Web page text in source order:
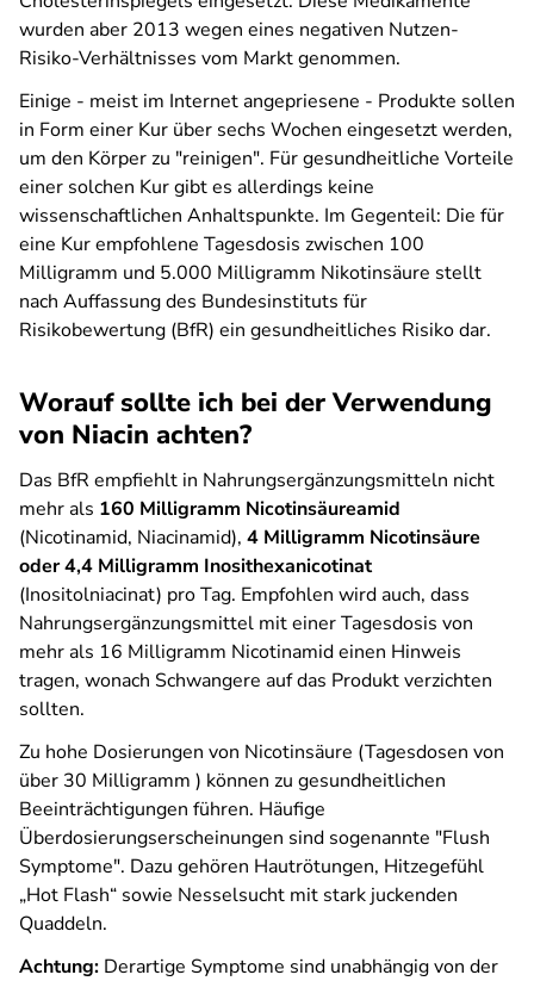
wurden aber 2013 wegen eines negativen Nutzen-
Risiko-Verhältnisses vom Markt genommen.
Einige - meist im Internet angepriesene - Produkte sollen
in Form einer Kur über sechs Wochen eingesetzt werden,
um den Körper zu "reinigen". Für gesundheitliche Vorteile
einer solchen Kur gibt es allerdings keine
wissenschaftlichen Anhaltspunkte. Im Gegenteil: Die für
eine Kur empfohlene Tagesdosis zwischen 100
Milligramm und 5.000 Milligramm Nikotinsäure stellt
nach Auffassung des Bundesinstituts für
Risikobewertung (BfR) ein gesundheitliches Risiko dar.
Worauf sollte ich bei der Verwendung
von Niacin achten?
Das BfR empfiehlt in Nahrungsergänzungsmitteln nicht
mehr als 160 Milligramm Nicotinsäureamid
(Nicotinamid, Niacinamid), 4 Milligramm Nicotinsäure
oder 4,4 Milligramm Inosithexanicotinat
(Inositolniacinat) pro Tag. Empfohlen wird auch, dass
Nahrungsergänzungsmittel mit einer Tagesdosis von
mehr als 16 Milligramm Nicotinamid einen Hinweis
tragen, wonach Schwangere auf das Produkt verzichten
sollten.
Zu hohe Dosierungen von Nicotinsäure (Tagesdosen von
über 30 Milligramm ) können zu gesundheitlichen
Beeinträchtigungen führen. Häufige
Überdosierungserscheinungen sind sogenannte "Flush
Symptome". Dazu gehören Hautrötungen, Hitzegefühl
„Hot Flash“ sowie Nesselsucht mit stark juckenden
Quaddeln.
Achtung: Derartige Symptome sind unabhängig von der